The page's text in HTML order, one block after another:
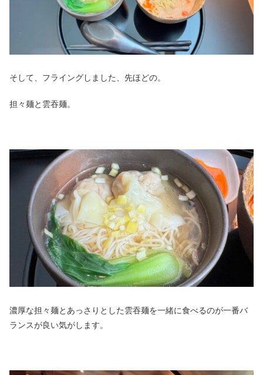
そして、フライングしました、先ほどの。
担々麺と雲吞麺。
濃厚な担々麺とあっさりとした雲吞麺を一緒に食べるのが一番バ
ランスが良い気がします。